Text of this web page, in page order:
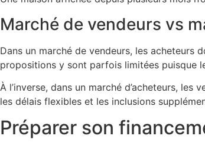
Marché de vendeurs vs
Dans un marché de vendeurs, les
propositions y sont parfois limitées puisque
À l’inverse, dans un marché d’acheteurs,
les délais flexibles et les inclusions
Préparer son